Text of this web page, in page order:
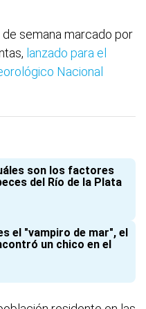
semana marcado por
lanzado para el
Nacional
son los factores
del Río de la Plata
el "vampiro de mar", el
un chico en el